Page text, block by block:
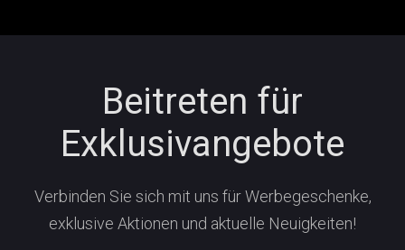
Beitreten für
Exklusivangebote
Verbinden Sie sich mit uns für Werbegeschenke,
exklusive Aktionen und aktuelle Neuigkeiten!